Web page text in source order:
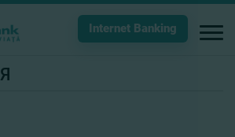
Internet Banking